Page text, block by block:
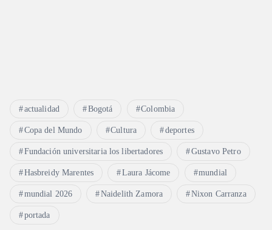
actualidad Bogotá Colombia
Copa del Mundo Cultura deportes
Fundación universitaria los libertadores Gustavo Petro
Hasbreidy Marentes Laura Jácome mundial
mundial 2026 Naidelith Zamora Nixon Carranza
portada